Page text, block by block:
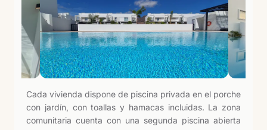
Cada vivienda dispone de piscina privada en el porche
con jardín, con toallas y hamacas incluidas. La zona
comunitaria cuenta con una segunda piscina abierta